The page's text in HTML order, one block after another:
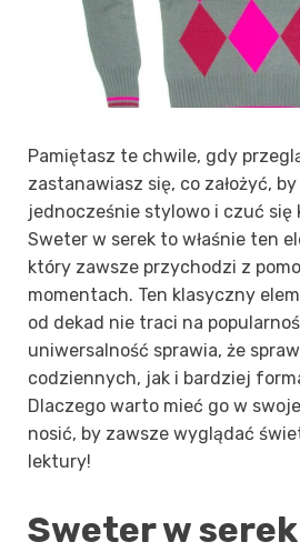
Pamiętasz te chwile, gdy
zastanawiasz się, co założyć,
jednocześnie stylowo i czuć się
Sweter w serek to właśnie ten
który zawsze przychodzi z
momentach. Ten klasyczny
od dekad nie traci na
uniwersalność sprawia, że
codziennych, jak i bardziej
Dlaczego warto mieć go w
nosić, by zawsze wyglądać
lektury!
Sweter w serek